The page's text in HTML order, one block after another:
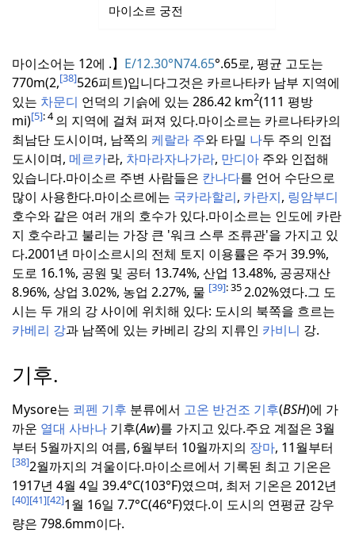
마이소르 궁전
마이소어는 12에 .】 E/12.30°N74.65°.65로, 평균 고도는
770m(2,[38]526피트)입니다그것은 카르나타카 남부 지역에
있는 차문디 언덕의 기슭에 있는 286.42 km2(111 평방
mi)[5]: 4 의 지역에 걸쳐 퍼져 있다.마이소르는 카르나타카의
최남단 도시이며, 남쪽의 케랄라 주와 타밀 나두 주의 인접
도시이며, 메르카라, 차마라자나가라, 만디아 주와 인접해
있습니다.마이소르 주변 사람들은 칸나다를 언어 수단으로
많이 사용한다.마이소르에는 국카라할리, 카란지, 링암부디
호수와 같은 여러 개의 호수가 있다.마이소르는 인도에 카란
지 호수라고 불리는 가장 큰 '워크 스루 조류관'을 가지고 있
다.2001년 마이소르시의 전체 토지 이용률은 주거 39.9%,
도로 16.1%, 공원 및 공터 13.74%, 산업 13.48%, 공공재산
8.96%, 상업 3.02%, 농업 2.27%, 물 [39]: 352.02%였다.그 도
시는 두 개의 강 사이에 위치해 있다: 도시의 북쪽을 흐르는
카베리 강과 남쪽에 있는 카베리 강의 지류인 카비니 강.
기후.
Mysore는 쾨펜 기후 분류에서 고온 반건조 기후(BSH)에 가
까운 열대 사바나 기후(Aw)를 가지고 있다.주요 계절은 3월
부터 5월까지의 여름, 6월부터 10월까지의 장마, 11월부터
[38]2월까지의 겨울이다.마이소르에서 기록된 최고 기온은
1917년 4월 4일 39.4°C(103°F)였으며, 최저 기온은 2012년
[40][41][42]1월 16일 7.7°C(46°F)였다.이 도시의 연평균 강우
량은 798.6mm이다.